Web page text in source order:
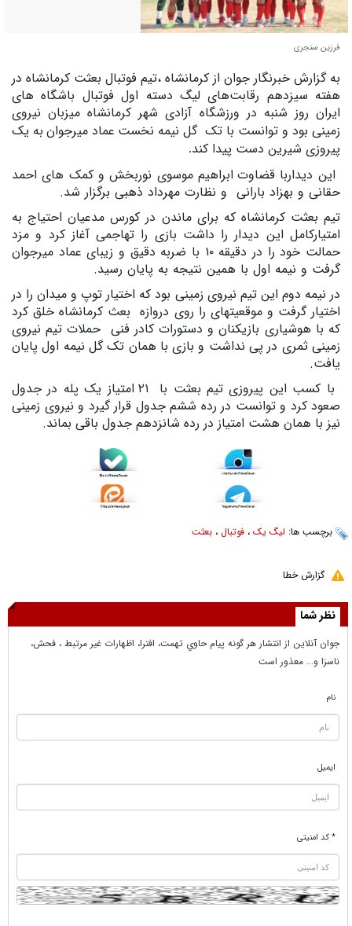
فرزین سنجری
به گزارش خبرنگار جوان از کرمانشاه ،تیم فوتبال بعثت کرمانشاه در
هفته سیزدهم رقابت‌های لیگ دسته اول فوتبال باشگاه های
ایران روز شنبه در ورزشگاه آزادی شهر کرمانشاه میزبان نیروی
زمینی بود و توانست با تک گل نیمه نخست عماد میرجوان به یک
پیروزی شیرین دست پیدا کند.
این دیداربا قضاوت ابراهیم موسوی نوربخش و کمک های احمد
حقانی و بهزاد بارانی و نظارت مهرداد ذهبی برگزار شد.
تیم بعثت کرمانشاه که برای ماندن در کورس مدعیان احتیاج به
امتیارکامل این دیدار را داشت بازی را تهاجمی آغاز کرد و مزد
حمالت خود را در دقیقه
۱۰ با ضربه دقیق و زیبای عماد میرجوان
گرفت و نیمه اول با همین نتیجه به پایان رسید.
در نیمه دوم این تیم نیروی زمینی بود که اختیار توپ و میدان را در
اختیار گرفت و موقعیتهای را روی دروازه بعث کرمانشاه خلق کرد
که با هوشیاری بازیکنان و دستورات کادر فنی حملات تیم نیروی
زمینی ثمری در پی نداشت و بازی با همان تک گل نیمه اول پایان
یافت.
با کسب این پیروزی تیم بعثت با
۲۱ امتیاز یک پله در جدول
صعود کرد و توانست در رده ششم جدول قرار گیرد و نیروی زمینی
نیز با همان هشت امتیاز در رده شانزدهم جدول باقی بماند.
برچسب ها: لیگ یک ، فوتبال ، بعثت
گزارش خطا
نظر شما
جوان آنلاين از انتشار هر گونه پيام حاوي تهمت، افترا، اظهارات غير مرتبط ، فحش،
ناسزا و... معذور است
نام
ایمیل
* کد امنیتی